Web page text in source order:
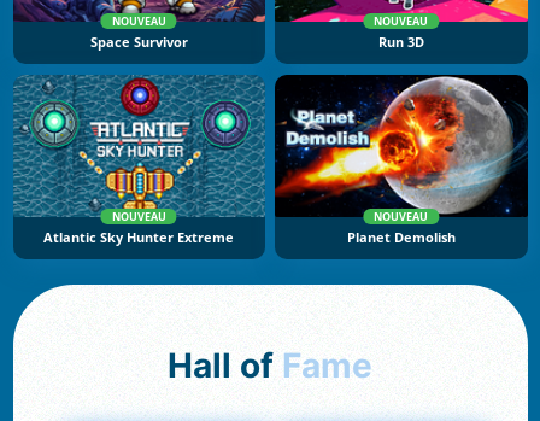
NOUVEAU
Space Survivor
NOUVEAU
Run 3D
NOUVEAU
Atlantic Sky Hunter Extreme
NOUVEAU
Planet Demolish
Hall of Fame